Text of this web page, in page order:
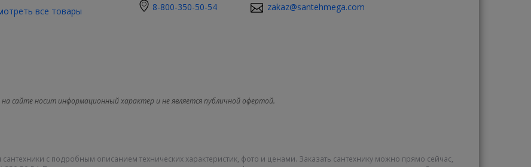
все товары 8-800-350-50-54 zakaz@santehmega.com
сайте носит информационный характер и не является публичной офертой.
с подробным описанием технических характеристик, фото и ценами. Заказать сантехнику можно прямо сейчас,